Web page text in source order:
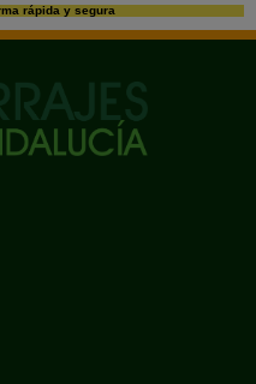
rápida y segura